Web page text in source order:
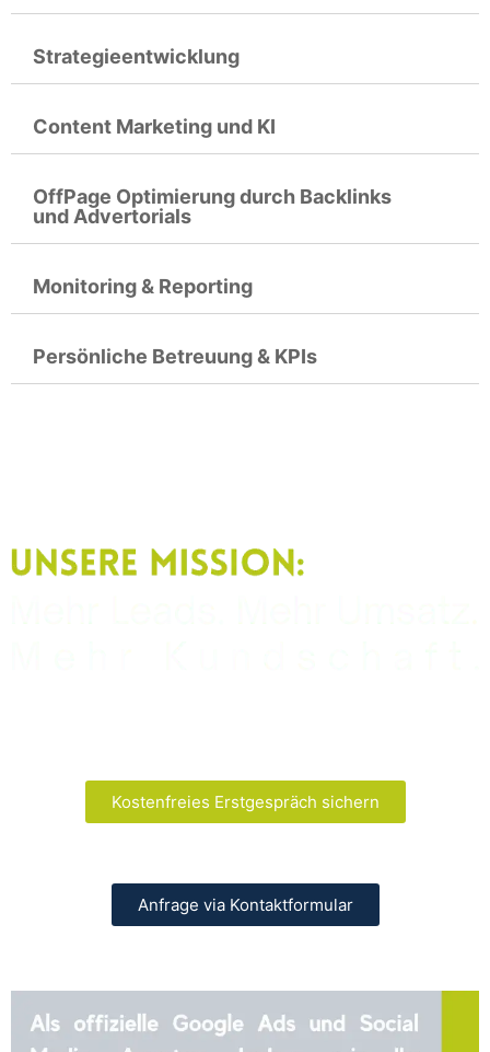
Strategieentwicklung
Content Marketing und KI
OffPage Optimierung durch Backlinks
und Advertorials
Monitoring & Reporting
Persönliche Betreuung & KPIs
Kostenfreies Erstgespräch sichern
Anfrage via Kontaktformular